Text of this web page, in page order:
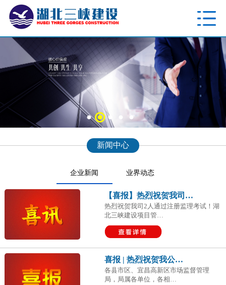
新闻中心
企业新闻 业界动态
【喜报】热烈祝贺我司…
热烈祝贺我司2人通过注册监理考试！湖
北三峡建设项目管…
喜报 | 热烈祝贺我公…
各县市区、宜昌高新区市场监督管理
局，局属各单位，各相…